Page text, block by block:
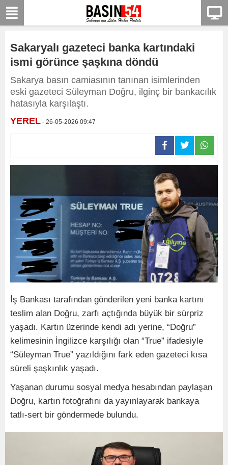
Sakaryalı gazeteci banka kartındaki
ismi görünce şaşkına döndü
Sakarya basın camiasının tanınan isimlerinden
eski gazeteci Süleyman Doğru, ilginç bir bankacılık
hatasıyla karşılaştı.
YEREL - 26-05-2026 09:47
İş Bankası tarafından gönderilen yeni banka kartını
teslim alan Doğru, zarfı açtığında büyük bir sürpriz
yaşadı. Kartın üzerinde kendi adı yerine, “Doğru”
kelimesinin İngilizce karşılığı olan “True” ifadesiyle
“Süleyman True” yazıldığını fark eden gazeteci kısa
süreli şaşkınlık yaşadı.
Yaşanan durumu sosyal medya hesabından paylaşan
Doğru, kartın fotoğrafını da yayınlayarak bankaya
tatlı-sert bir göndermede bulundu.